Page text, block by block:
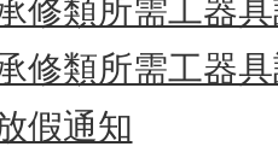
修類所需工器
修類所需工器
假通知